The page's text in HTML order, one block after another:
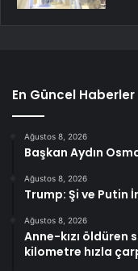
En Güncel Haberler
Ağustos 8, 2026
Başkan Aydın
Ağustos 8, 2026
Trump: Şi ve Putin
Ağustos 8, 2026
Anne-kızı öldüren
kilometre hızla